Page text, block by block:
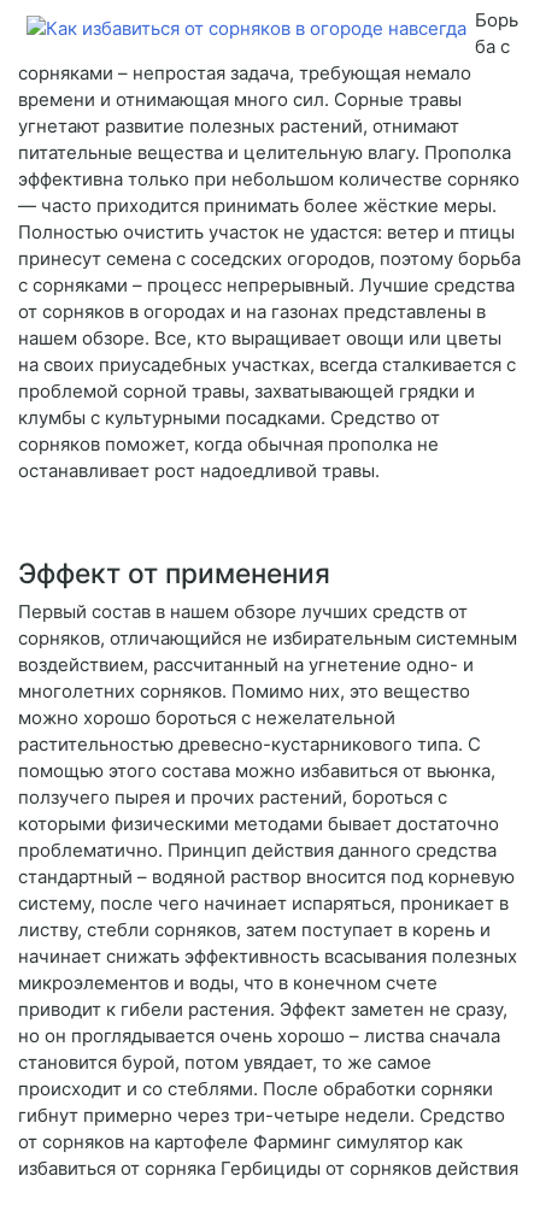
Борь
ба с
сорняками – непростая задача, требующая немало
времени и отнимающая много сил. Сорные травы
угнетают развитие полезных растений, отнимают
питательные вещества и целительную влагу. Прополка
эффективна только при небольшом количестве сорняко
— часто приходится принимать более жёсткие меры.
Полностью очистить участок не удастся: ветер и птицы
принесут семена с соседских огородов, поэтому борьба
с сорняками – процесс непрерывный. Лучшие средства
от сорняков в огородах и на газонах представлены в
нашем обзоре. Все, кто выращивает овощи или цветы
на своих приусадебных участках, всегда сталкивается с
проблемой сорной травы, захватывающей грядки и
клумбы с культурными посадками. Средство от
сорняков поможет, когда обычная прополка не
останавливает рост надоедливой травы.
Эффект от применения
Первый состав в нашем обзоре лучших средств от
сорняков, отличающийся не избирательным системным
воздействием, рассчитанный на угнетение одно- и
многолетних сорняков. Помимо них, это вещество
можно хорошо бороться с нежелательной
растительностью древесно-кустарникового типа. С
помощью этого состава можно избавиться от вьюнка,
ползучего пырея и прочих растений, бороться с
которыми физическими методами бывает достаточно
проблематично. Принцип действия данного средства
стандартный – водяной раствор вносится под корневую
систему, после чего начинает испаряться, проникает в
листву, стебли сорняков, затем поступает в корень и
начинает снижать эффективность всасывания полезных
микроэлементов и воды, что в конечном счете
приводит к гибели растения. Эффект заметен не сразу,
но он проглядывается очень хорошо – листва сначала
становится бурой, потом увядает, то же самое
происходит и со стеблями. После обработки сорняки
гибнут примерно через три-четыре недели. Средство
от сорняков на картофеле Фарминг симулятор как
избавиться от сорняка Гербициды от сорняков действия